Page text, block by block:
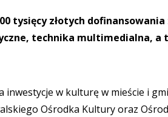
tysięcy złotych
technika multimedialna,
inwestycje w kulturę w mieście i
Ośrodka Kultury oraz